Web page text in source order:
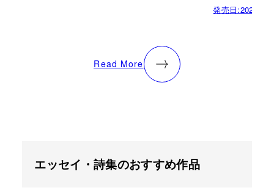
発売日:
Read More
エッセイ・詩集のおすすめ作品